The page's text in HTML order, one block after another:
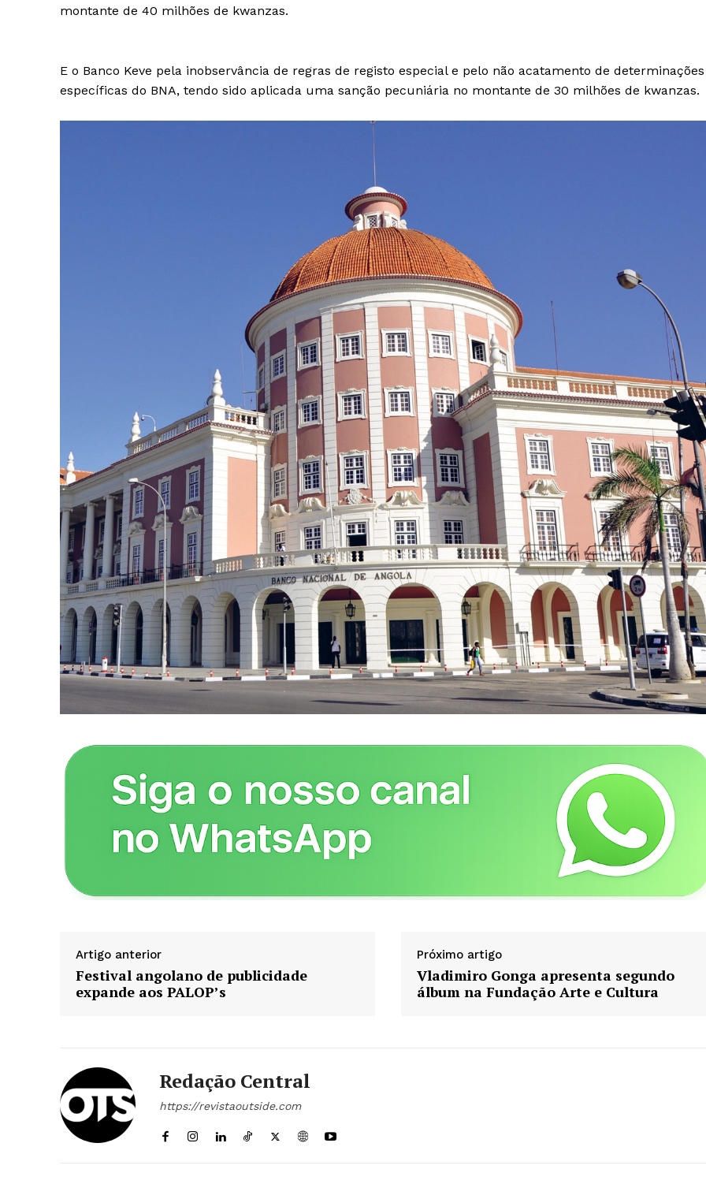
Revista Outside
- Seja Leitor Gold
Plus -
A Empresa
Sobre nós
Diretrizes Editoriais
Política de Privacidade
Contactos
montante de 40 milhões de kwanzas.
E o Banco Keve pela inobservância de regras de registo especial e pelo não acatamento de determinações
específicas do BNA, tendo sido aplicada uma sanção pecuniária no montante de 30 milhões de kwanzas.
Artigo anterior
Festival angolano de publicidade
expande aos PALOP’s
Próximo artigo
Vladimiro Gonga apresenta segundo
álbum na Fundação Arte e Cultura
Redação Central
https://revistaoutside.com